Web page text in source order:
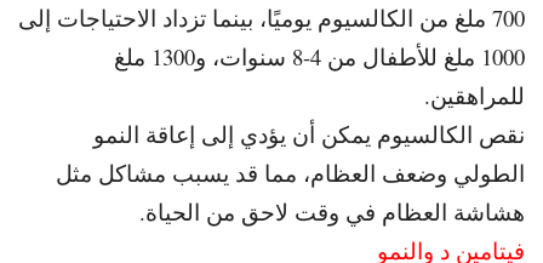
700 ملغ من
الكالسيوم يوميًا، بينما تزداد الاحتياجات إلى
1000 ملغ للأطفال من 4-8 سنوات
، و1300 ملغ
للمراهقين.
نقص الكالسيوم يمكن أن يؤدي إلى إعاقة النمو
الطولي وضعف العظام، مما قد يسبب مشاكل مثل
هشاشة العظام في وقت لاحق من الحياة.
فيتامين د والنمو